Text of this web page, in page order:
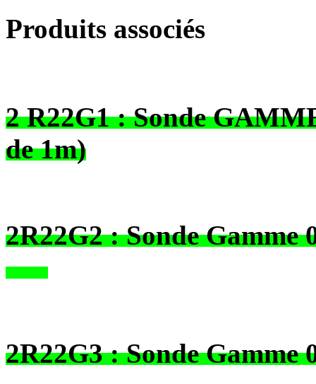
Produits associés
2 R22G1 : Sonde
de 1m)
2R22G2 : Sonde
2R22G3 : Sonde